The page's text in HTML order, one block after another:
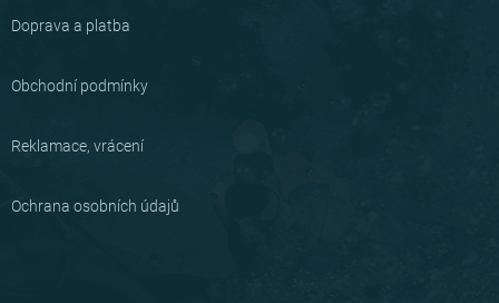
aDoprava a platba
Obchodní podmínky
Reklamace, vrácení
Ochrana osobních údajů